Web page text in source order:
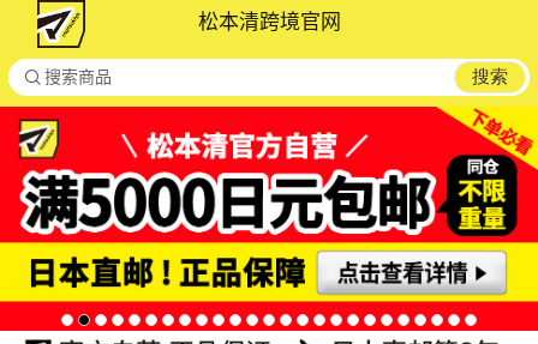
松本清跨境官网
 搜索商品 搜索